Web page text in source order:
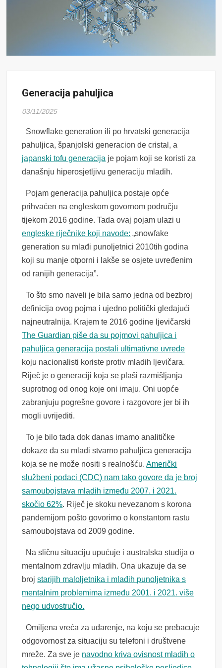
Generacija pahuljica
03/11/2025
Snowflake generation ili po hrvatski generacija
pahuljica, španjolski generacion de cristal, a
japanski tofu generacija je pojam koji se koristi za
današnju hiperosjetljivu generaciju mladih.
Pojam generacija pahuljica postaje opće
prihvaćen na engleskom govornom području
tijekom 2016 godine. Tada ovaj pojam ulazi u
engleske riječnike koji navode: „snowfake
generation su mlađi punoljetnici 2010tih godina
koji su manje otporni i lakše se osjete uvređenim
od ranijih generacija”.
To što smo naveli je bila samo jedna od bezbroj
definicija ovog pojma i ujedno politički gledajući
najneutralnija. Krajem te 2016 godine ljevičarski
The Guardian piše da su pojmovi pahuljica i
pahuljica generacija postali ultimativne uvrede
koju nacionalisti koriste protiv mladih ljevičara.
Riječ je o generaciji koja se plaši razmišljanja
suprotnog od onog koje oni imaju. Oni uopće
zabranjuju pogrešne govore i razgovore jer bi ih
mogli uvrijediti.
To je bilo tada dok danas imamo analitičke
dokaze da su mladi stvarno pahuljica generacija
koja se ne može nositi s realnošću.Američki
službeni podaci (CDC) nam tako govore da je broj
samoubojstava mladih između 2007. i 2021.
skočio 62%. Riječ je skoku nevezanom s korona
pandemijom pošto govorimo o konstantom rastu
samoubojstava od 2009 godine.
Na sličnu situaciju upućuje i australska studija o
mentalnom zdravlju mladih. Ona ukazuje da se
brojstarijih maloljetnika i mlađih punoljetnika s
mentalnim problemima između 2001. i 2021. više
nego udvostručio.
Omiljena vreća za udarenje, na koju se prebacuje
odgovornost za situaciju su telefoni i društvene
mreže. Za sve je navodno kriva ovisnost mladih o